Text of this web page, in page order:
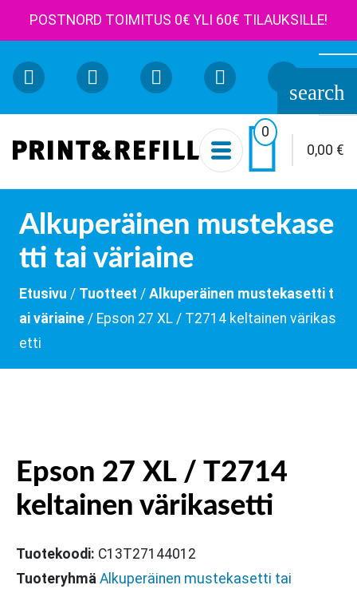
POSTNORD TOIMITUS 0€ YLI 60€ TILAUKSILLE!
Etsi:
search

0
0,00 €
Alkuperäinen mustekase
tti tai väriaine
Etusivu / Tuotteet / Alkuperäinen mustekasetti t
ai väriaine / Epson 27 XL / T2714 keltainen värikas
etti
Epson 27 XL / T2714
keltainen värikasetti
Tuotekoodi: C13T27144012
Tuoteryhmä Alkuperäinen mustekasetti tai